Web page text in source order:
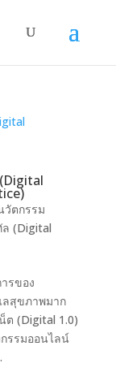
วัตกรรม
(Digital
รของ
ลสุขภาพมาก
ต (Digital 1.0)
รรมออนไลน์